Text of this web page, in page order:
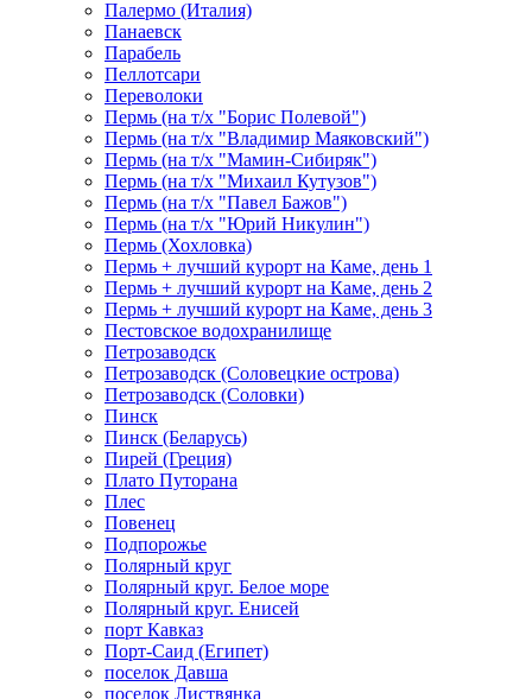
Палермо (Италия)
Панаевск
Парабель
Пеллотсари
Переволоки
Пермь (на т/х "Борис Полевой")
Пермь (на т/х "Владимир Маяковский")
Пермь (на т/х "Мамин-Сибиряк")
Пермь (на т/х "Михаил Кутузов")
Пермь (на т/х "Павел Бажов")
Пермь (на т/х "Юрий Никулин")
Пермь (Хохловка)
Пермь + лучший курорт на Каме, день 1
Пермь + лучший курорт на Каме, день 2
Пермь + лучший курорт на Каме, день 3
Пестовское водохранилище
Петрозаводск
Петрозаводск (Соловецкие острова)
Петрозаводск (Соловки)
Пинск
Пинск (Беларусь)
Пирей (Греция)
Плато Путорана
Плес
Повенец
Подпорожье
Полярный круг
Полярный круг. Белое море
Полярный круг. Енисей
порт Кавказ
Порт-Саид (Египет)
поселок Давша
поселок Листвянка